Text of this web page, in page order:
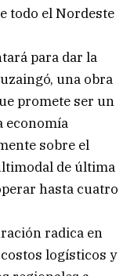
todo el Nordeste
para dar la
una obra
promete ser un
economía
sobre el
de última
hasta cuatro
radica en
logísticos y